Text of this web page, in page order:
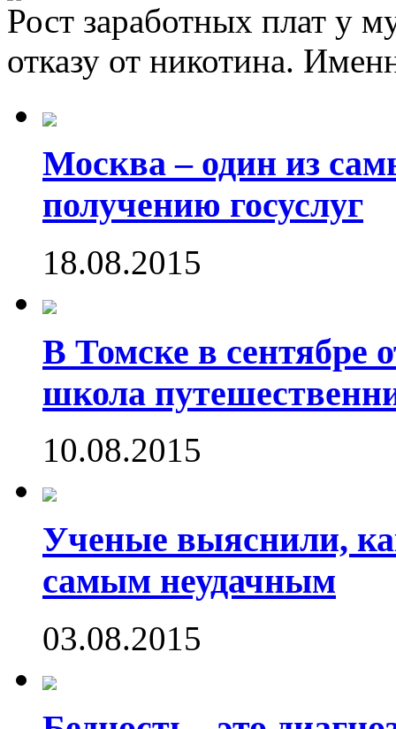
Рост заработных плат у
отказу от никотина.
Москва – один из
получению госуслуг
18.08.2015
В Томске в сентябре
школа
10.08.2015
Ученые выяснили,
самым неудачным
03.08.2015